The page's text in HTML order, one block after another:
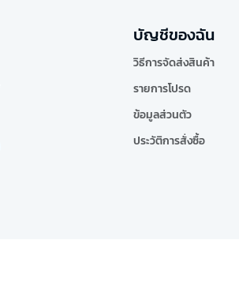
บัญชีของฉัน
วิธีการจัดส่งสินค้า
รายการโปรด
ข้อมูลส่วนตัว
ประวัติการสั่งซื้อ